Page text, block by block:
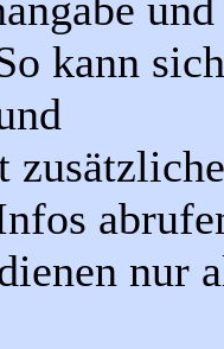
kann sich
zusätzliche
nur